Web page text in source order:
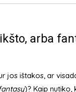
arba
jos ištakos, ar
)? Kaip nutiko,